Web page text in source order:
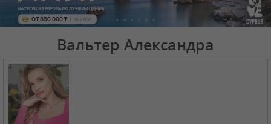
Вальтер Александра